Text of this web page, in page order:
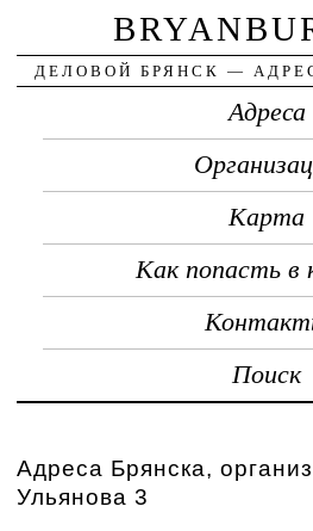
ДЕЛОВОЙ БРЯНСК —
Адреса
Карта
Как попасть в
Поиск
Адреса Брянска,
Ульянова 3